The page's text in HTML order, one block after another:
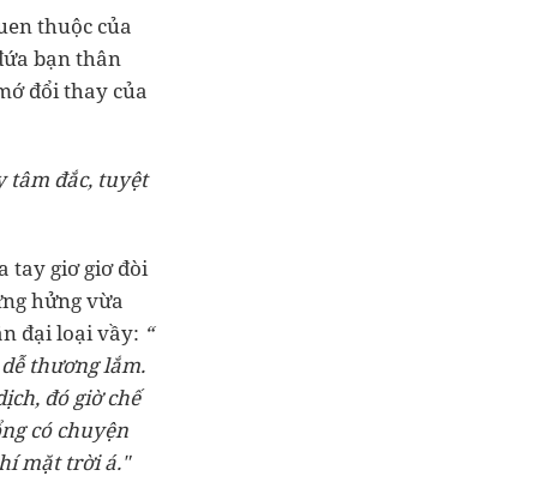
thuộc của
bạn thân
đổi thay của
tâm đắc, tuyệt
tay giơ giơ đòi
hửng vừa
đại loại vầy: “
thương lắm.
đó giờ chế
có chuyện
mặt trời á."